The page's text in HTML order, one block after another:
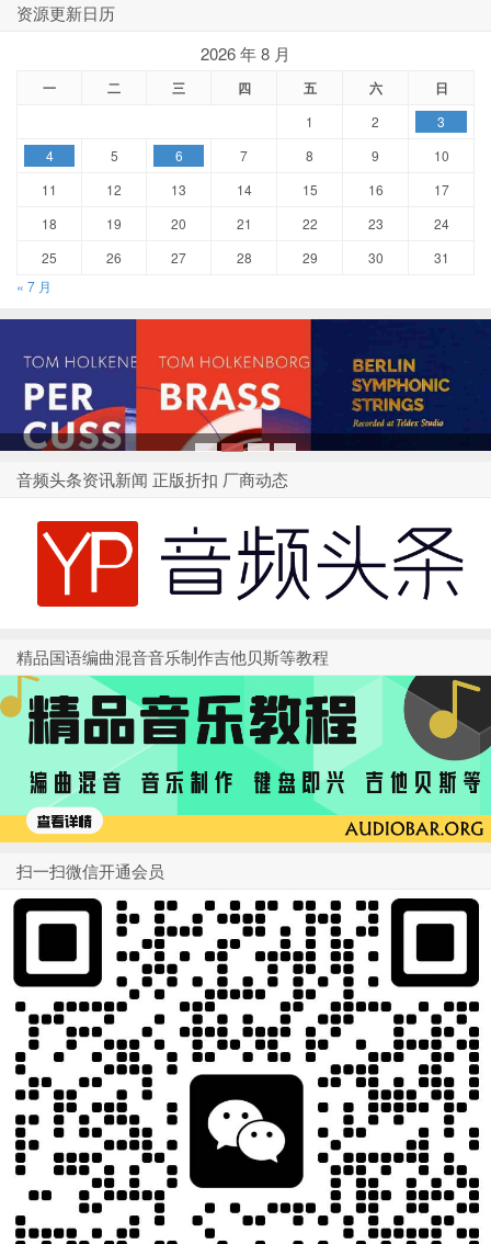
资源更新日历
2026 年 8 月
一 二 三 四 五 六 日
1 2
3
4
5 6 7 8 9
10
11
12 13 14 15 16
17
18
19 20 21 22 23
24
25
26 27 28 29 30
31
« 7 月
1 2 3 4
音频头条资讯新闻 正版折扣 厂商动态
精品国语编曲混音音乐制作吉他贝斯等教程
扫一扫微信开通会员